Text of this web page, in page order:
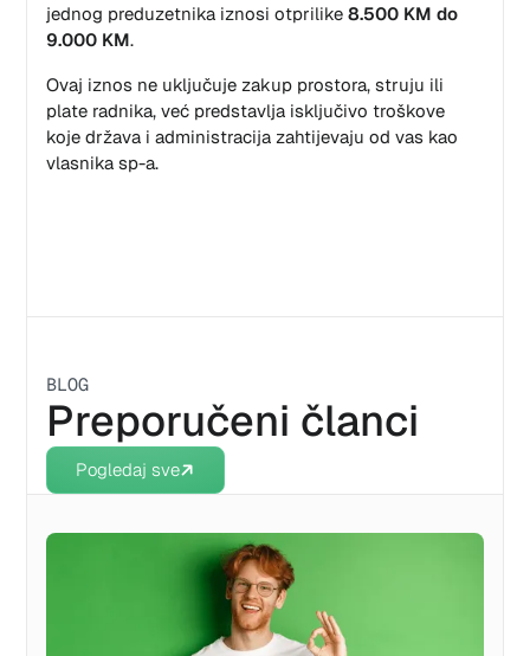
jednog preduzetnika iznosi otprilike8.500 KM do
9.000 KM.
Ovaj iznos ne uključuje zakup prostora, struju ili
plate radnika, već predstavlja isključivo troškove
koje država i administracija zahtijevaju od vas kao
vlasnika sp-a.
BLOG
Preporučeni članci
Pogledaj sve